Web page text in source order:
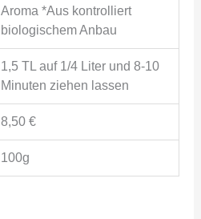
Aroma *Aus kontrolliert
biologischem Anbau
1,5 TL auf 1/4 Liter und 8-10
Minuten ziehen lassen
8,50 €
100g